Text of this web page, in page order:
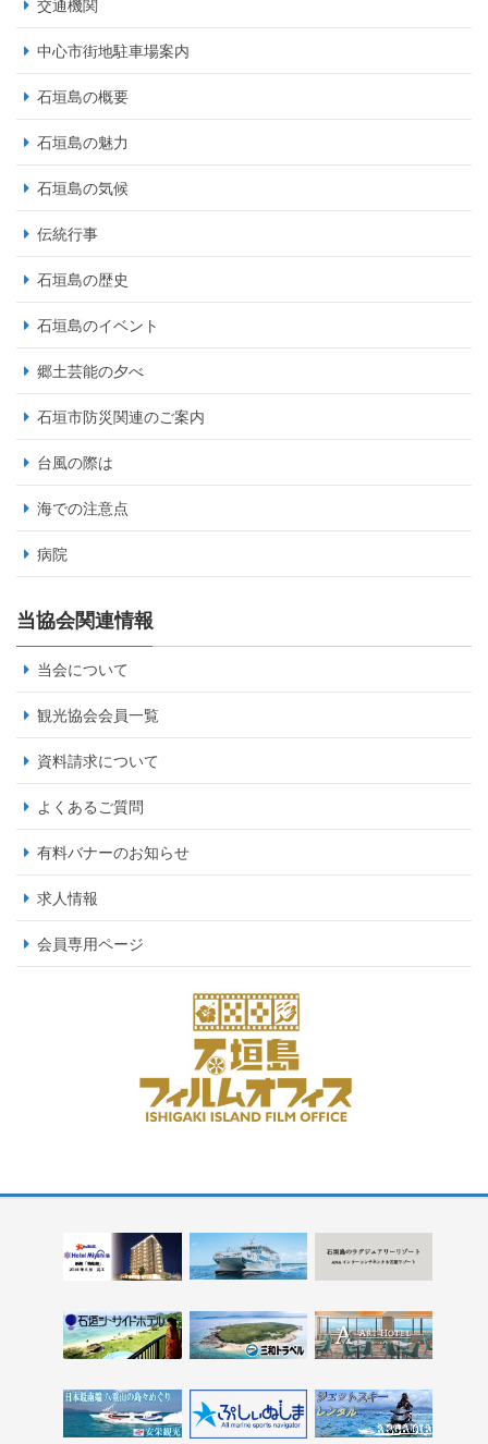
交通機関
中心市街地駐車場案内
石垣島の概要
石垣島の魅力
石垣島の気候
伝統行事
石垣島の歴史
石垣島のイベント
郷土芸能の夕べ
石垣市防災関連のご案内
台風の際は
海での注意点
病院
当協会関連情報
当会について
観光協会会員一覧
資料請求について
よくあるご質問
有料バナーのお知らせ
求人情報
会員専用ページ